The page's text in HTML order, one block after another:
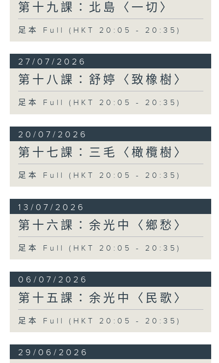
第十九課：北島〈一切〉
足本 Full (HKT 20:05 - 20:35)
27/07/2026
第十八課：舒婷〈致橡樹〉
足本 Full (HKT 20:05 - 20:35)
20/07/2026
第十七課：三毛〈橄欖樹〉
足本 Full (HKT 20:05 - 20:35)
13/07/2026
第十六課：余光中〈鄉愁〉
足本 Full (HKT 20:05 - 20:35)
06/07/2026
第十五課：余光中〈民歌〉
足本 Full (HKT 20:05 - 20:35)
29/06/2026